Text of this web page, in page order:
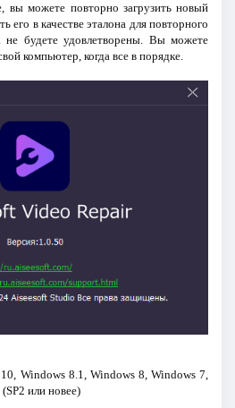
вы можете повторно загрузить новый
его в качестве эталона для повторного
не будете удовлетворены. Вы можете
компьютер, когда все в порядке.
Windows 8.1, Windows 8, Windows 7,
или новее)